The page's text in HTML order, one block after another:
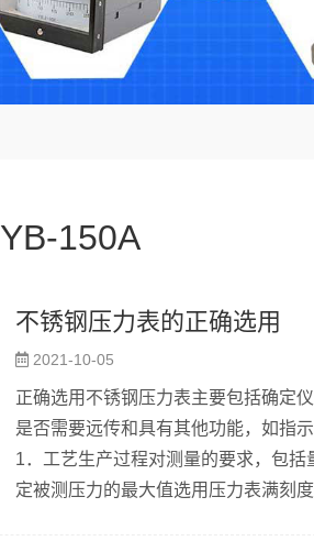
YB-150A
不锈钢压力表的正确选用
2021-10-05
正确选用不锈钢压力表主要包括确定
是否需要远传和具有其他功能，如指
1．工艺生产过程对测量的要求，包
定被测压力的最大值选用压力表满刻